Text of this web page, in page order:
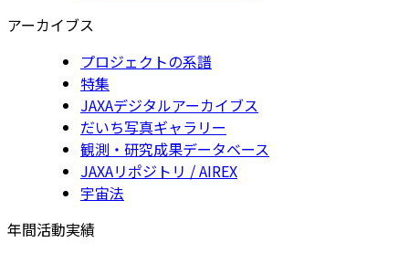
アーカイブス
プロジェクトの系譜
特集
JAXAデジタルアーカイブス
だいち写真ギャラリー
観測・研究成果データベース
JAXAリポジトリ / AIREX
宇宙法
年間活動実績